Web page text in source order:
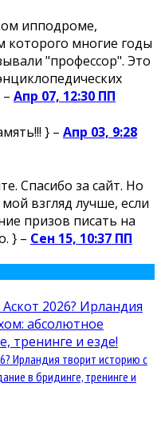
ипподроме,
которого многие годы
"профессор". Это
Апр 07, 12:30 ПП
} – Апр 03, 9:28
Спасибо за сайт. Но
взгляд лучше, если
призов писать на
} – Сен 15, 10:37 ПП
Ирландия творит историю с
в бридинге, тренинге и